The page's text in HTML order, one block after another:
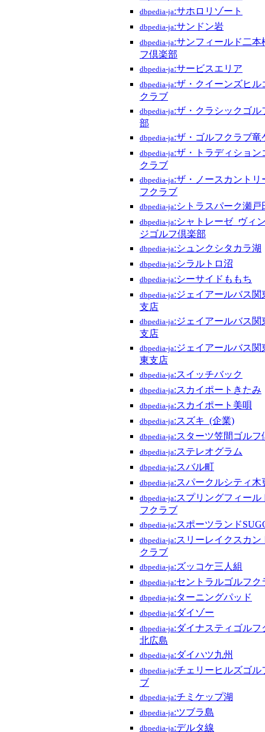
dbpedia-ja:サホロリゾート
dbpedia-ja:サンドン岩
dbpedia-ja:サンフィールド二本
フ倶楽部
dbpedia-ja:サービスエリア
dbpedia-ja:ザ・クイーンズヒル
クラブ
dbpedia-ja:ザ・クラシックゴル
部
dbpedia-ja:ザ・ゴルフクラブ竜
dbpedia-ja:ザ・トラディション
クラブ
dbpedia-ja:ザ・ノースカントリ
フクラブ
dbpedia-ja:シトラスパーク瀬戸
dbpedia-ja:シャトレーゼ_ヴィ
ジゴルフ倶楽部
dbpedia-ja:シュンクシタカラ湖
dbpedia-ja:シラルトロ沼
dbpedia-ja:シーサイドももち
dbpedia-ja:ジェイアールバス関
支店
dbpedia-ja:ジェイアールバス関
支店
dbpedia-ja:ジェイアールバス関
東支店
dbpedia-ja:スイッチバック
dbpedia-ja:スカイポートきたみ
dbpedia-ja:スカイポート美唄
dbpedia-ja:スズキ_(企業)
dbpedia-ja:スターツ笠間ゴルフ
dbpedia-ja:ステレオグラム
dbpedia-ja:スバル町
dbpedia-ja:スパークルシティ木
dbpedia-ja:スプリングフィール
フクラブ
dbpedia-ja:スポーツランド
dbpedia-ja:スリーレイクスカン
クラブ
dbpedia-ja:ズッコケ三人組
dbpedia-ja:セントラルゴルフク
dbpedia-ja:ターニングパッド
dbpedia-ja:ダイゾー
dbpedia-ja:ダイナスティゴルフ
北広島
dbpedia-ja:ダイハツ九州
dbpedia-ja:チェリーヒルズゴル
ブ
dbpedia-ja:チミケップ湖
dbpedia-ja:ツブラ島
dbpedia-ja:デルタ線